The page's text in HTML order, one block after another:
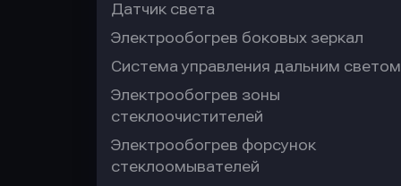
Датчик света
Электрообогрев боковых зеркал
Система управления дальним светом
Электрообогрев зоны
стеклоочистителей
Электрообогрев форсунок
стеклоомывателей